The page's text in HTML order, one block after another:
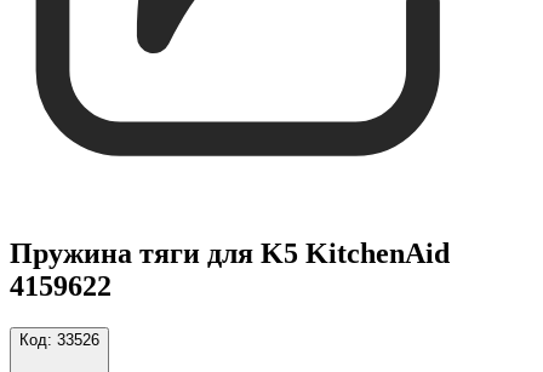
Пружина тяги для K5 KitchenAid
4159622
Код: 33526